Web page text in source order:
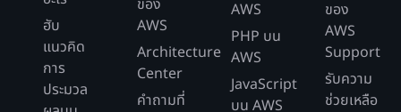
ฮับ
แนวคิด
การ
ประมวล
ของ
AWS
Architecture
Center
คำถามที่
AWS
PHP บน
AWS
JavaScript
บน AWS
ของ
AWS
Support
รับความ
ช่วยเหลือ